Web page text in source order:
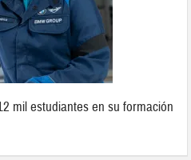
mil estudiantes en su formación